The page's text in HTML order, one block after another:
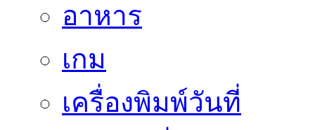
อาหาร
เกม
เครื่องพิมพ์วันที่